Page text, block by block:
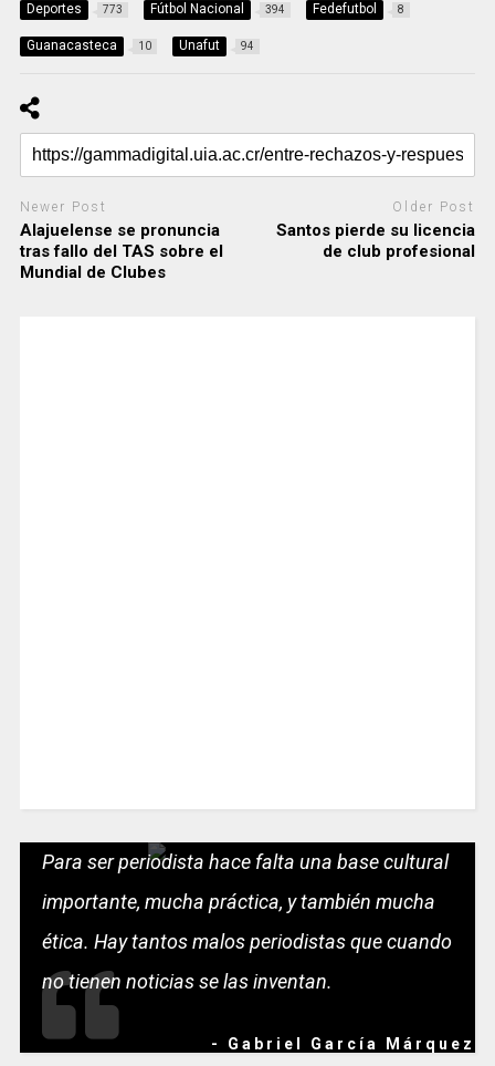
Deportes 773 Fútbol Nacional 394 Fedefutbol 8
Guanacasteca 10 Unafut 94
Newer Post
Alajuelense se pronuncia
tras fallo del TAS sobre el
Mundial de Clubes
Older Post
Santos pierde su licencia
de club profesional
Para ser periodista hace falta una base cultural
importante, mucha práctica, y también mucha
ética. Hay tantos malos periodistas que cuando
no tienen noticias se las inventan.
- Gabriel García Márquez